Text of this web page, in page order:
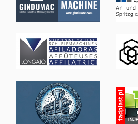
Liebherr Excavadoras
Linde Tractor
Mafi Tractor
Mitsubishi Aires Acondicionados
Oms Flejadoras